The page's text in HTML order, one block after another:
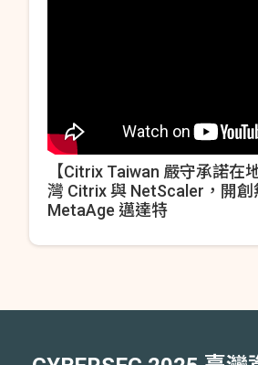
【Citrix Taiwan 嚴守承諾在
灣 Citrix 與 NetScaler，開創
MetaAge 邁達特